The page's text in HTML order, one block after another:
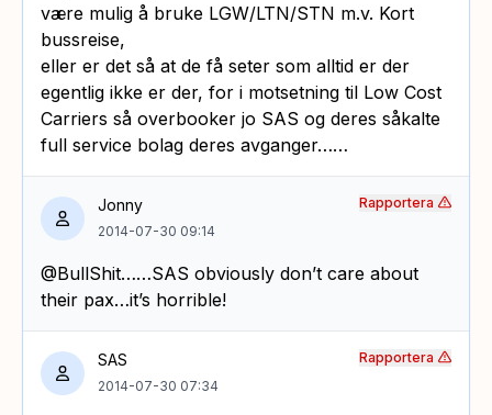
være mulig å bruke LGW/LTN/STN m.v. Kort
bussreise,
eller er det så at de få seter som alltid er der
egentlig ikke er der, for i motsetning til Low Cost
Carriers så overbooker jo SAS og deres såkalte
full service bolag deres avganger……
Jonny
2014-07-30 09:14
@BullShit……SAS obviously don’t care about
their pax…it’s horrible!
Rapportera
SAS
2014-07-30 07:34
Rapportera